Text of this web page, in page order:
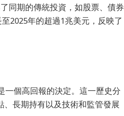
同期的傳統投資，如股票、債券
2025年的超過1兆美元，反映了
一個高回報的決定。這一歷史分
長期持有以及技術和監管發展